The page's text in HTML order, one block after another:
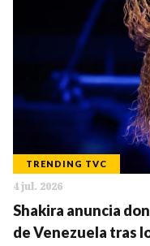
TRENDING TVC
4 jul. 2026
Shakira anuncia
de Venezuela tras